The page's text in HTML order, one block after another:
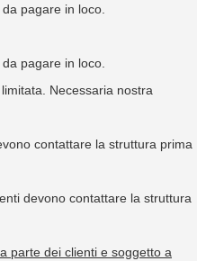
pagare in loco.
pagare in loco.
Necessaria nostra
contattare la struttura prima
devono contattare la struttura
parte dei clienti e soggetto a